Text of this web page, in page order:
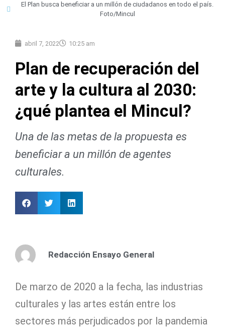
El Plan busca beneficiar a un millón de ciudadanos en todo el país.
Foto/Mincul
abril 7, 2022 10:25 am
Plan de recuperación del
arte y la cultura al 2030:
¿qué plantea el Mincul?
Una de las metas de la propuesta es
beneficiar a un millón de agentes
culturales.
Redacción Ensayo General
De marzo de 2020 a la fecha, las industrias
culturales y las artes están entre los
sectores más perjudicados por la pandemia